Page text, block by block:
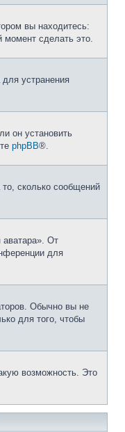
вы находитесь:
момент сделать это.
устранения
он установить
phpBB®.
сколько сообщений
аватара». От
для
Обычно вы не
для того, чтобы
возможность. Это